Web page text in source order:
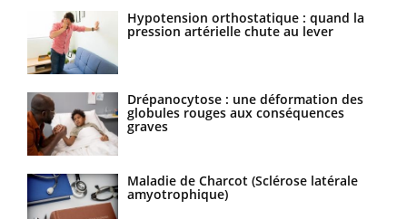
Hypotension orthostatique : quand la
pression artérielle chute au lever
Drépanocytose : une déformation des
globules rouges aux conséquences
graves
Maladie de Charcot (Sclérose latérale
amyotrophique)